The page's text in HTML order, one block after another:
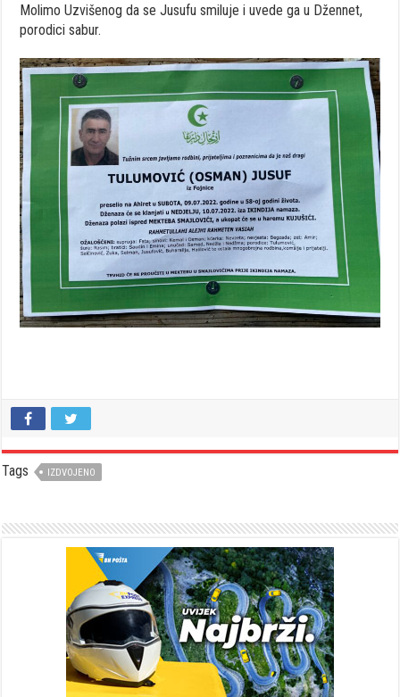
Molimo Uzvišenog da se Jusufu smiluje i uvede ga u Džennet,
porodici sabur.
Tags IZDVOJENO